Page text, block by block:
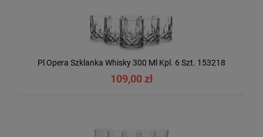
Pl Opera Szklanka Whisky 300 Ml Kpl. 6 Szt. 153218
109,00 zł